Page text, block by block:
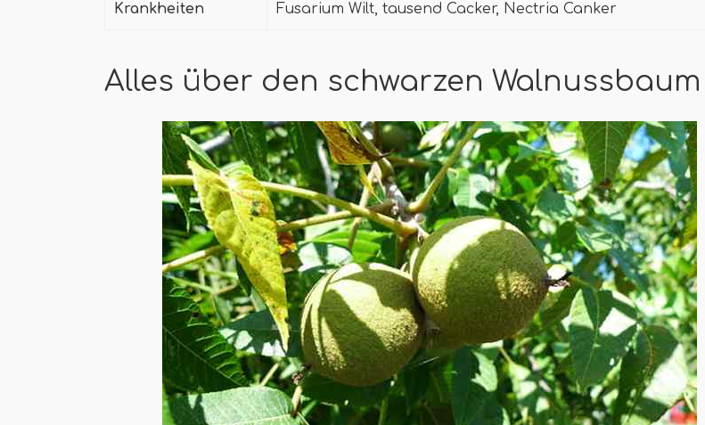
Krankheiten Fusarium Wilt, tausend Cacker, Nectria Canker
Alles über den schwarzen Walnussbaum